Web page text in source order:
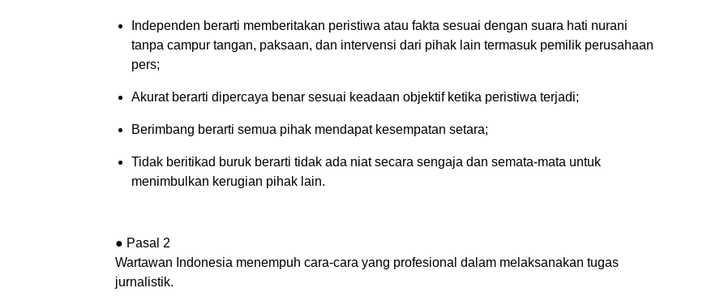
Independen berarti memberitakan peristiwa atau fakta sesuai dengan suara hati nurani
tanpa campur tangan, paksaan, dan intervensi dari pihak lain termasuk pemilik perusahaan
pers;
Akurat berarti dipercaya benar sesuai keadaan objektif ketika peristiwa terjadi;
Berimbang berarti semua pihak mendapat kesempatan setara;
Tidak beritikad buruk berarti tidak ada niat secara sengaja dan semata-mata untuk
menimbulkan kerugian pihak lain.
● Pasal 2
Wartawan Indonesia menempuh cara-cara yang profesional dalam melaksanakan tugas
jurnalistik.